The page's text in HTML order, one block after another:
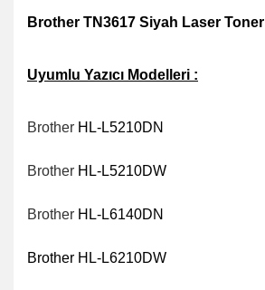
Brother TN3617 Siyah Laser Toner
Uyumlu Yazıcı Modelleri :
Brother HL-L5210DN
Brother HL-L5210DW
Brother HL-L6140DN
Brother HL-L6210DW